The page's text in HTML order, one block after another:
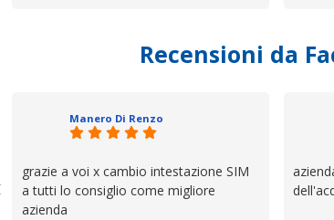
cose. Be', io qui è proprio quello che ho
trovato, un atteggiamento che va oltre
se avete bisogno siete in ottime mani.
Recensioni da
Manero Di Renzo
grazie a voi x cambio intestazione SIM
a tutti lo consiglio come migliore
azienda